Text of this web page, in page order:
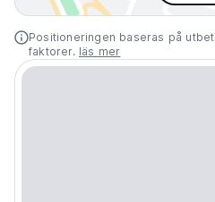
Positioneringen baseras på
faktorer. läs mer